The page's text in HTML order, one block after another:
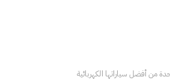
من أفضل سياراتها الكهربائية